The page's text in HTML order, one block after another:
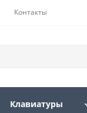
Контакты
Клавиатуры